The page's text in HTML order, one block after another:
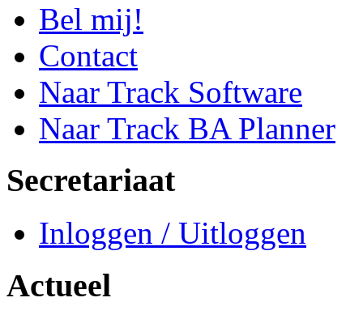
Bel mij!
Contact
Naar Track Software
Naar Track BA Planner
Secretariaat
Inloggen / Uitloggen
Actueel